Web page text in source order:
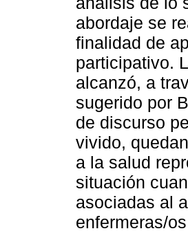
abordaje se
finalidad de
participativo.
alcanzó, a
sugerido por
de discurso
vivido,
a la salud
situación
asociadas al
enfermeras/